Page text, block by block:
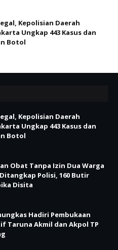
Kepolisian Daerah
Ungkap 443 Kasus dan
Botol
Kepolisian Daerah
Ungkap 443 Kasus dan
Botol
Obat Tanpa Izin Dua Warga
Polisi, 160 Butir
Disita
Hadiri Pembukaan
Taruna Akmil dan Akpol TP